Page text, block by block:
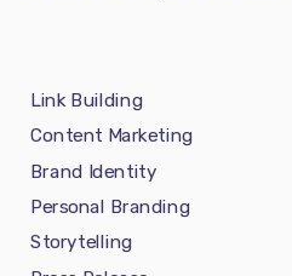
Link Building
Content Marketing
Brand Identity
Personal Branding
Storytelling